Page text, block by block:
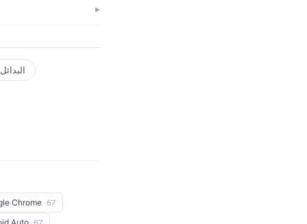
البدائل
Chrome 67